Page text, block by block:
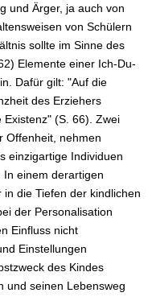
und Ärger, ja auch von
von Schülern
sollte im Sinne des
Elemente einer Ich-Du-
Dafür gilt: "Auf die
des Erziehers
(S. 66). Zwei
Offenheit, nehmen
einzigartige Individuen
einem derartigen
die Tiefen der kindlichen
der Personalisation
Einfluss nicht
Einstellungen
des Kindes
und seinen Lebensweg